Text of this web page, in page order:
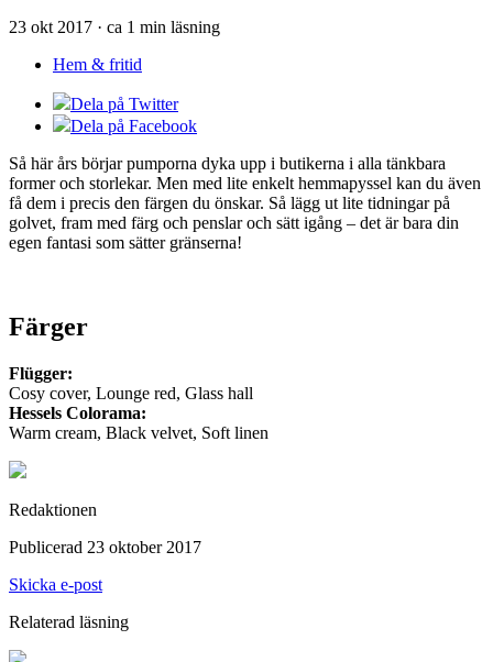
23 okt 2017 · ca 1 min läsning
Hem & fritid
Dela på Twitter
Dela på Facebook
Så här års börjar pumporna dyka upp i butikerna i alla tänkbara
former och storlekar. Men med lite enkelt hemmapyssel kan du även
få dem i precis den färgen du önskar. Så lägg ut lite tidningar på
golvet, fram med färg och penslar och sätt igång – det är bara din
egen fantasi som sätter gränserna!
Färger
Flügger:
Cosy cover, Lounge red, Glass hall
Hessels Colorama:
Warm cream, Black velvet, Soft linen
Redaktionen
Publicerad 23 oktober 2017
Skicka e-post
Relaterad läsning